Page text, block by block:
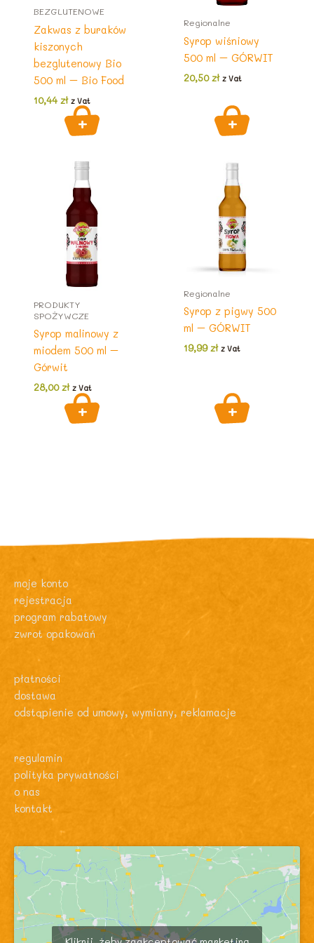
BEZGLUTENOWE
Zakwas z buraków
kiszonych
bezglutenowy Bio
500 ml – Bio Food
10,44 zł z Vat
Regionalne
Syrop wiśniowy
500 ml – GÓRWIT
20,50zł z Vat
PRODUKTY
SPOŻYWCZE
Syrop malinowy z
miodem 500 ml –
Górwit
28,00zł z Vat
Regionalne
Syrop z pigwy 500
ml – GÓRWIT
19,99zł z Vat
moje konto
rejestracja
program rabatowy
zwrot opakowań
płatności
dostawa
odstąpienie od umowy, wymiany, reklamacje
regulamin
polityka prywatności
o nas
kontakt